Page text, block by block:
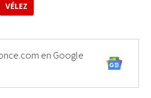
VÉLEZ
en Google